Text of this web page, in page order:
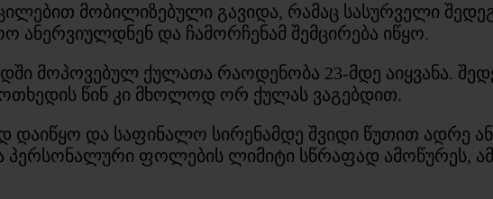
მობილიზებული გავიდა, რამაც სასურველი
და ჩამორჩენამ შემცირება იწყო.
მოპოვებულ ქულათა რაოდენობა 23-მდე აიყვანა.
წინ კი მხოლოდ ორ ქულას ვაგებდით.
დაიწყო და საფინალო სირენამდე შვიდი წუთით ადრე
პერსონალური ფოლების ლიმიტი სწრაფად ამოწურეს,